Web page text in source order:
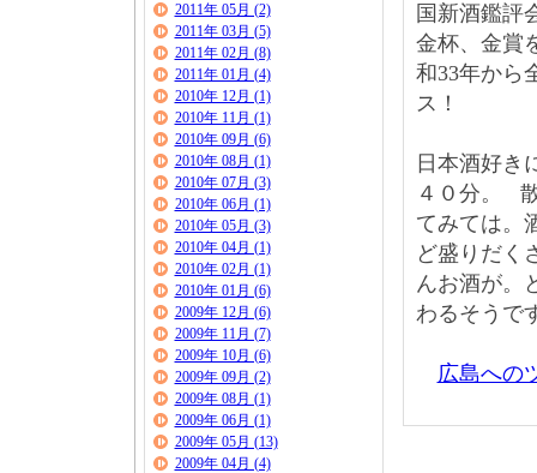
2011年 05月 (2)
2011年 03月 (5)
2011年 02月 (8)
2011年 01月 (4)
2010年 12月 (1)
2010年 11月 (1)
2010年 09月 (6)
2010年 08月 (1)
2010年 07月 (3)
2010年 06月 (1)
2010年 05月 (3)
2010年 04月 (1)
2010年 02月 (1)
2010年 01月 (6)
2009年 12月 (6)
2009年 11月 (7)
2009年 10月 (6)
2009年 09月 (2)
2009年 08月 (1)
2009年 06月 (1)
2009年 05月 (13)
2009年 04月 (4)
国新酒鑑評
金杯、金賞
和33年から
ス！
日本酒好き
４０分。
てみては。
ど盛りだく
んお酒が。
わるそうで
広島への